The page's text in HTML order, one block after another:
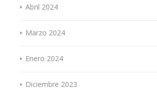
Abril 2024
Marzo 2024
Enero 2024
Diciembre 2023